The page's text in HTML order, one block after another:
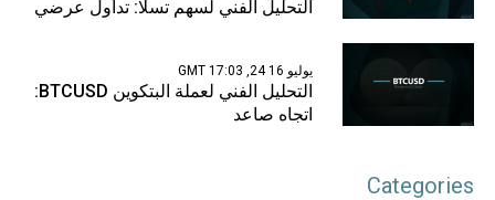
التحليل الفني لسهم تسلا: تداول عرضي
يوليو 16 24, 17:03 GMT
التحليل الفني لعملة البتكوين BTCUSD:
اتجاه صاعد
Categories